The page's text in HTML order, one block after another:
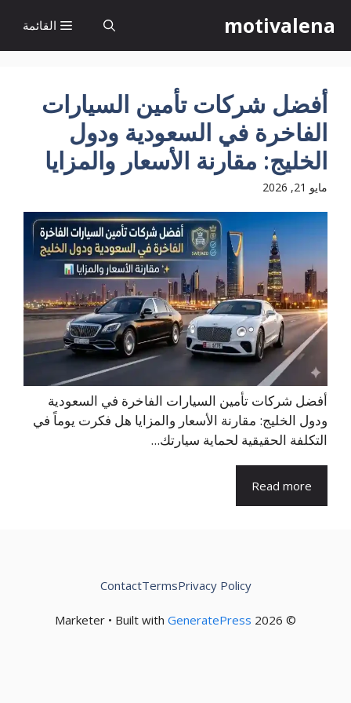
إلى
المحتوى
motivalena القائمة
أفضل شركات تأمين السيارات
الفاخرة في السعودية ودول
الخليج: مقارنة الأسعار والمزايا
مايو 21, 2026
أفضل شركات تأمين السيارات الفاخرة في السعودية
ودول الخليج: مقارنة الأسعار والمزايا هل فكرت يوماً في
التكلفة الحقيقية لحماية سيارتك...
Read more
© 2026 Marketer • Built with
GeneratePress
Privacy Policy
Terms
Contact